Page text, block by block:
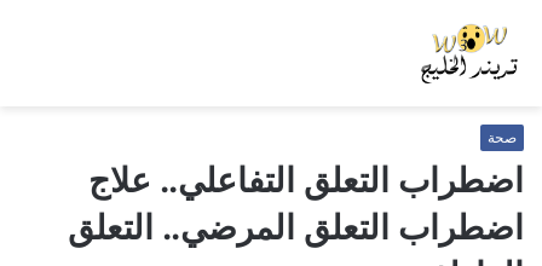
صحة
اضطراب التعلق التفاعلي.. علاج
اضطراب التعلق المرضي.. التعلق